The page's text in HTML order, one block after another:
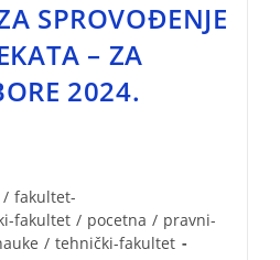
SPROVOĐENJE
– ZA
2024.
/ fakultet-
fakultet / pocetna / pravni-
/ tehnički-fakultet